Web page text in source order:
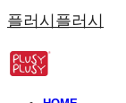
플러시플러시